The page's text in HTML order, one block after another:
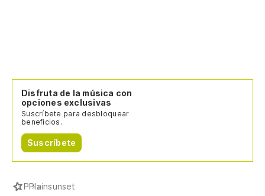
Disfruta de la música con
opciones exclusivas
Suscríbete para desbloquear
beneficios.
Suscríbete
PPlainsunset